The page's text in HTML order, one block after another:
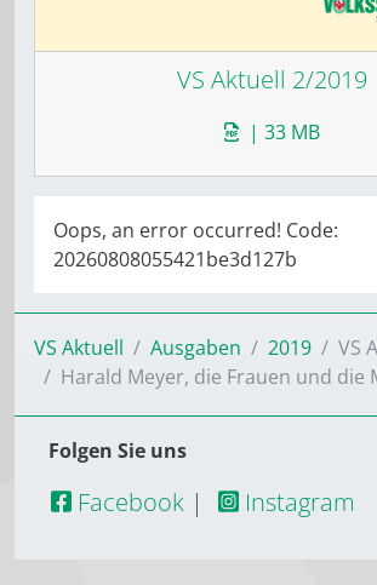
VS Aktuell 2/2019
| 33 MB
Oops, an error occurred! Code:
20260808055421be3d127b
VS Aktuell Ausgaben 2019
VS
Harald Meyer, die Frauen und die
Folgen Sie uns
Facebook | Instagram